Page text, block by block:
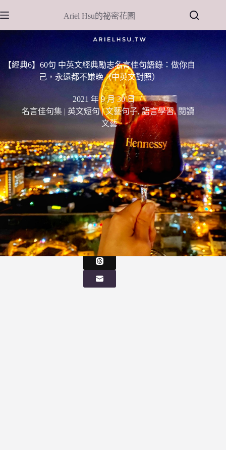
至
主
Ariel Hsu的祕密花園
【經典6】60句 中英文經典勵志名言佳句語錄：做你自
己，永遠都不嫌晚（中英文對照）
2021 年 9 月 30 日
名言佳句集 | 英文短句 | 文藝句子,語言學習,閱讀 |
文藝